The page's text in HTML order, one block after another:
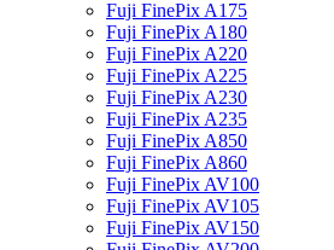
Fuji FinePix A175
Fuji FinePix A180
Fuji FinePix A220
Fuji FinePix A225
Fuji FinePix A230
Fuji FinePix A235
Fuji FinePix A850
Fuji FinePix A860
Fuji FinePix AV100
Fuji FinePix AV105
Fuji FinePix AV150